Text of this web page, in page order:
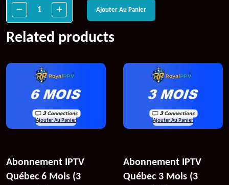
Ajouter Au Panier
Related products
Ajouter Au Panier
Abonnement IPTV
Québec 6 Mois (3
Ajouter Au Panier
Abonnement IPTV
Québec 3 Mois (3